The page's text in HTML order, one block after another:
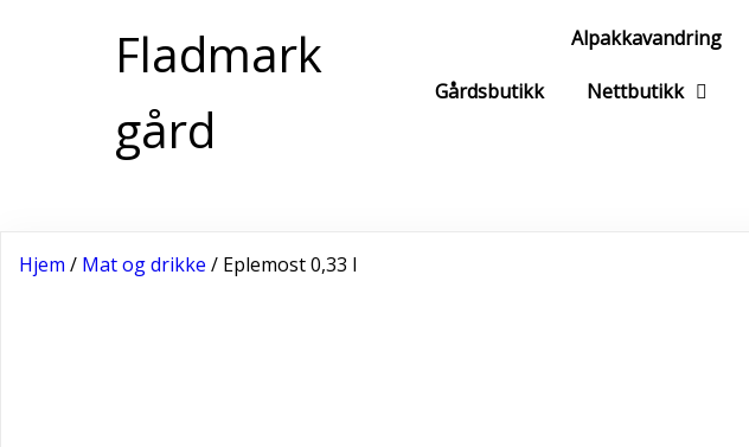
Fladmark
gård
Alpakkavandring
Gårdsbutikk Nettbutikk
Hjem / Mat og drikke / Eplemost 0,33 l